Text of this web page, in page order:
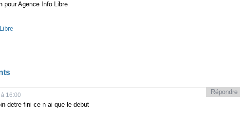
pour Agence Info Libre
16:00
detre fini ce n ai que le debut
Répondre